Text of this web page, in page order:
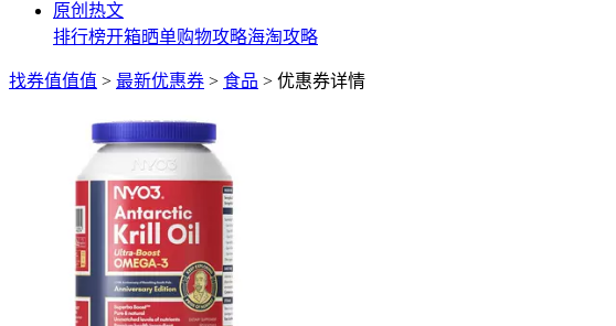
原创热文
排行榜开箱晒单购物攻略海淘攻略
找券值值值 > 最新优惠券 > 食品 > 优惠券详情